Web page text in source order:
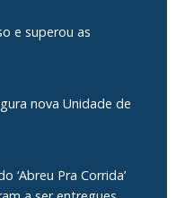
e superou as
nova Unidade de
‘Abreu Pra Corrida’